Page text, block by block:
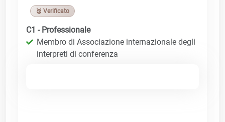
🥉 Verificato
C1 - Professionale
Membro di Associazione internazionale degli
interpreti di conferenza